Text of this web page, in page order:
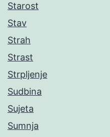
Starost
Stav
Strah
Strast
Strpljenje
Sudbina
Sujeta
Sumnja